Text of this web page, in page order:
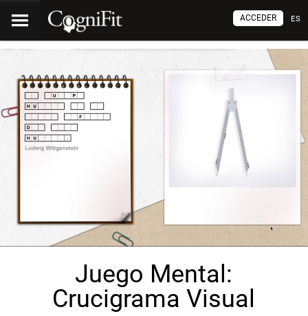
ES
ACCEDER
Juego Mental:
Crucigrama Visual